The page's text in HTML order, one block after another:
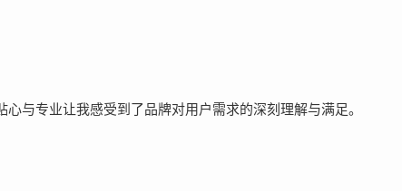
与专业让我感受到了品牌对用户需求的深刻理解与满足。